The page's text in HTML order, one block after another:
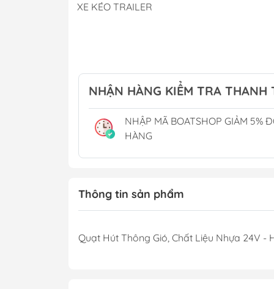
Tủ Lạnh & Điều
Toilet Điện
Toilet Xách Tay
XE KÉO TRAILER
Phụ Kiện Hồ Cá - Bể Cá
NHẬN HÀNG KIỂM TRA THANH
NHẬP MÃ BOATSHOP GIẢM 5%
HÀNG
Thông tin sản phẩm
Quạt Hút Thông Gió, Chất Liệu Nhựa 24V -